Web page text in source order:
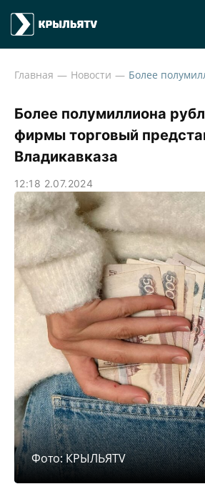
Главная Новости
Более полумиллиона
фирмы торговый
Владикавказа
12:18 2.07.2024
Фото: КРЫЛЬЯTV